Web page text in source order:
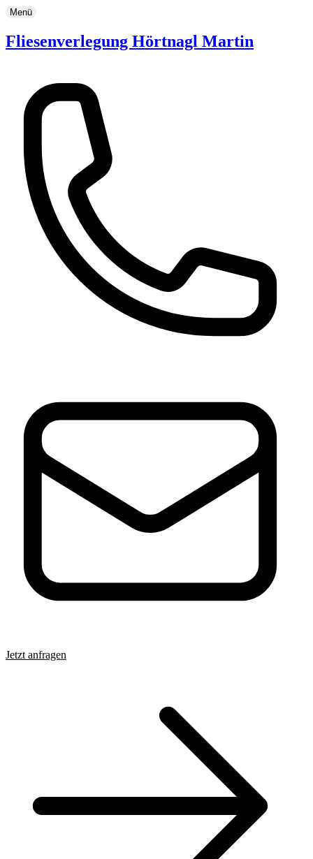
Menü
Fliesenverlegung Hörtnagl Martin
Jetzt anfragen